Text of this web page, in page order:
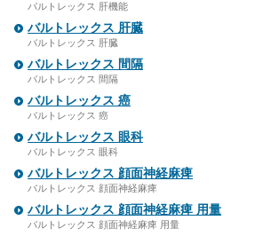
バルトレックス 肝機能
バルトレックス 肝臓
バルトレックス 肝臓
バルトレックス 間隔
バルトレックス 間隔
バルトレックス 癌
バルトレックス 癌
バルトレックス 眼科
バルトレックス 眼科
バルトレックス 顔面神経麻痺
バルトレックス 顔面神経麻痺
バルトレックス 顔面神経麻痺 用量
バルトレックス 顔面神経麻痺 用量